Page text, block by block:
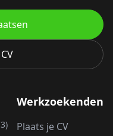
Werkzoekenden
Plaats je CV